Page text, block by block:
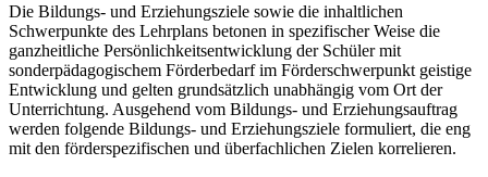
Die Bildungs- und Erziehungsziele sowie die inhaltlichen
Schwerpunkte des Lehrplans betonen in spezifischer Weise die
ganzheitliche Persönlichkeitsentwicklung der Schüler mit
sonderpädagogischem Förderbedarf im Förderschwerpunkt geistige
Entwicklung und gelten grundsätzlich unabhängig vom Ort der
Unterrichtung. Ausgehend vom Bildungs- und Erziehungsauftrag
werden folgende Bildungs- und Erziehungsziele formuliert, die eng
mit den förderspezifischen und überfachlichen Zielen korrelieren.